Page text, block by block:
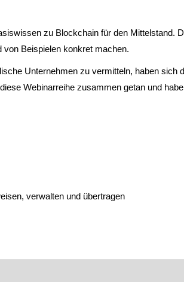
zu Blockchain für den Mittelstand.
von Beispielen konkret machen.
Unternehmen zu vermitteln, haben sich
Webinarreihe zusammen getan und
verwalten und übertragen